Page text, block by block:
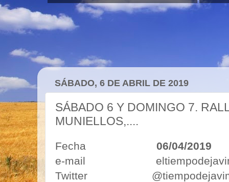
SÁBADO, 6 DE ABRIL DE 2019
SÁBADO 6 Y DOMINGO 7.
MUNIELLOS,....
Fecha06/04/2019
e-mail
Twitter